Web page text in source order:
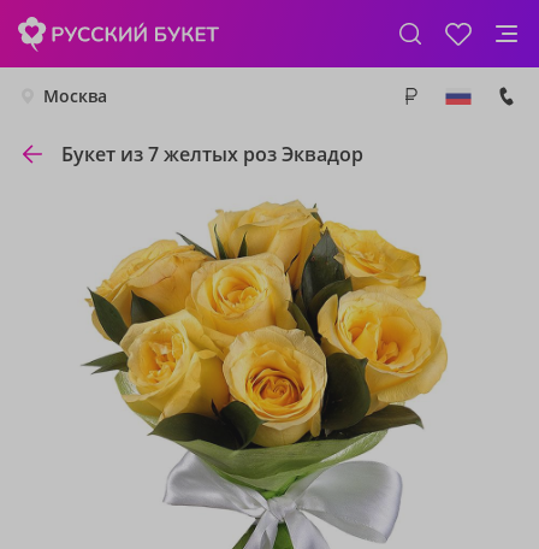
Москва
Букет из 7 желтых роз Эквадор